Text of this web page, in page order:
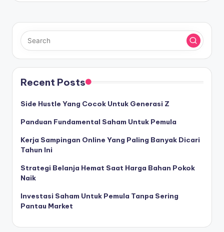
Recent Posts
Side Hustle Yang Cocok Untuk Generasi Z
Panduan Fundamental Saham Untuk Pemula
Kerja Sampingan Online Yang Paling Banyak Dicari
Tahun Ini
Strategi Belanja Hemat Saat Harga Bahan Pokok
Naik
Investasi Saham Untuk Pemula Tanpa Sering
Pantau Market